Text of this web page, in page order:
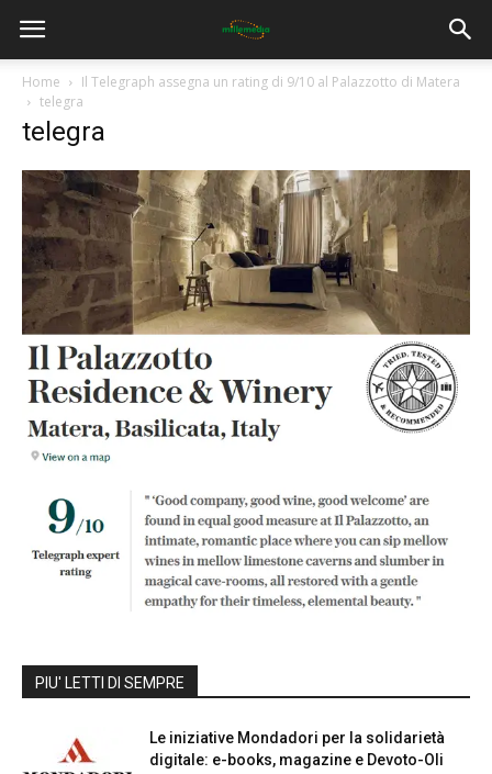
Home
Il Telegraph assegna un rating di 9/10 al Palazzotto di Matera
telegra
telegra
PIU' LETTI DI SEMPRE
Le iniziative Mondadori per la solidarietà
digitale: e-books, magazine e Devoto-Oli